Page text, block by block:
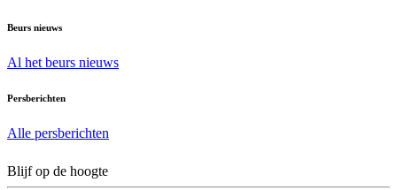
Beurs nieuws
Al het beurs nieuws
Persberichten
Alle persberichten
Blijf op de hoogte